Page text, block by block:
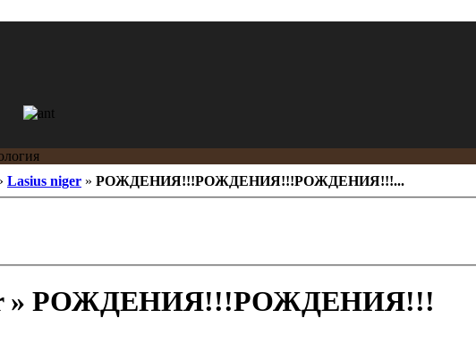
Lasius niger » РОЖДЕНИЯ!!!РОЖДЕНИЯ!!!РОЖДЕНИЯ!!!...
» РОЖДЕНИЯ!!!РОЖДЕНИЯ!!!